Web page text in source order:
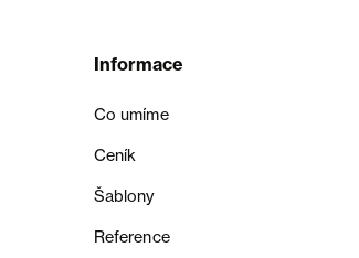
Informace
Co umíme
Ceník
Šablony
Reference